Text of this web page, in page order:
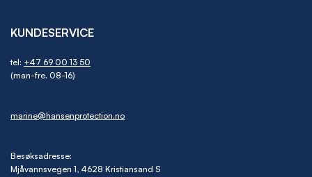
KUNDESERVICE
tel: +47 69 00 13 50
(man-fre. 08-16)
marine@hansenprotection.no
Besøksadresse:
Mjåvannsvegen 1, 4628 Kristiansand S